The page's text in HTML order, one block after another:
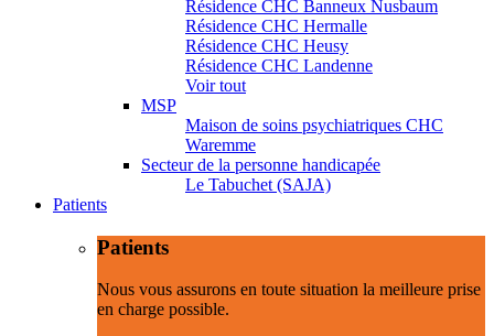
Résidence CHC Banneux Nusbaum
Résidence CHC Hermalle
Résidence CHC Heusy
Résidence CHC Landenne
Voir tout
MSP
Maison de soins psychiatriques CHC
Waremme
Secteur de la personne handicapée
Le Tabuchet (SAJA)
Patients
Patients
Nous vous assurons en toute situation la meilleure prise
en charge possible.